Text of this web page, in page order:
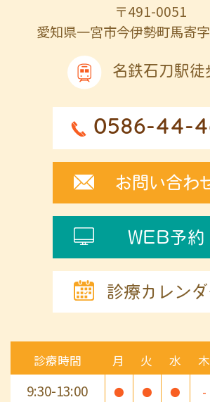
〒491-0051
愛知県一宮市今伊勢町馬寄
名鉄石刀駅
0586-44-
お問い合わ
WEB予約
診療カレンダ
診療時間 月 火 水 木
9:30-13:00 ● ● ● -